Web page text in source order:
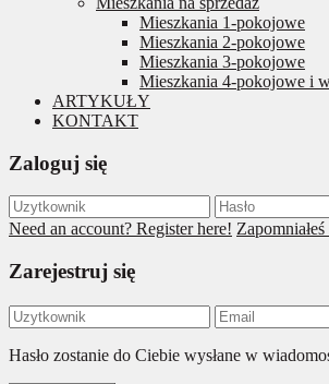
Mieszkania 1-pokojowe
Mieszkania 2-pokojowe
Mieszkania 3-pokojowe
Mieszkania 4-pokojowe i
ARTYKUŁY
KONTAKT
Zaloguj się
Need an account? Register here! Zapomniałeś
Zarejestruj się
Hasło zostanie do Ciebie wysłane w